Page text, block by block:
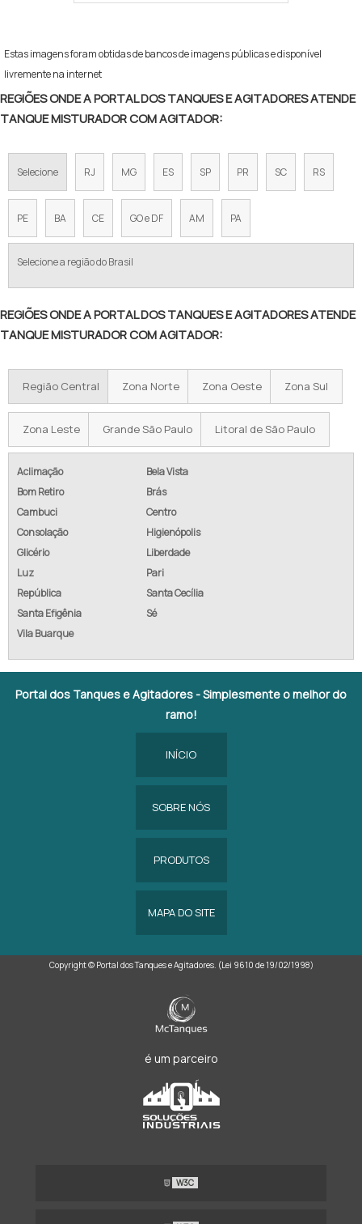
Estas imagens foram obtidas de bancos de imagens públicas e disponível
livremente na internet
REGIÕES ONDE A PORTAL DOS TANQUES E AGITADORES ATENDE
TANQUE MISTURADOR COM AGITADOR:
Selecione RJ MG ES SP PR SC RS
PE BA CE GO e DF AM PA
Selecione a região do Brasil
REGIÕES ONDE A PORTAL DOS TANQUES E AGITADORES ATENDE
TANQUE MISTURADOR COM AGITADOR:
Região Central Zona Norte Zona Oeste Zona Sul
Zona Leste Grande São Paulo Litoral de São Paulo
Aclimação
Bela Vista
Bom Retiro
Brás
Cambuci
Centro
Consolação
Higienópolis
Glicério
Liberdade
Luz
Pari
República
Santa Cecília
Santa Efigênia
Sé
Vila Buarque
Portal dos Tanques e Agitadores - Simplesmente o melhor do
ramo!
INÍCIO
SOBRE NÓS
PRODUTOS
MAPA DO SITE
Copyright © Portal dos Tanques e Agitadores. (Lei 9610 de 19/02/1998)
é um parceiro
W3C